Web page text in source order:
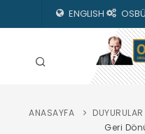
ENGLISH
HAKKIMIZDA
ANASAYFA DUYURULAR
Geri